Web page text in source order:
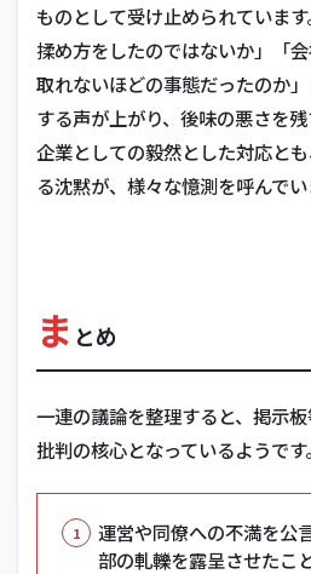
ものとして受け止められていま
揉め方をしたのではないか」「
取れないほどの事態だったのか
する声が上がり、後味の悪さを残
企業としての毅然とした対応と
る沈黙が、様々な憶測を呼んでい
ま とめ
一連の議論を整理すると、掲示
批判の核心となっているようです。
運営や同僚への不満を公
部の軋轢を露呈させたこ